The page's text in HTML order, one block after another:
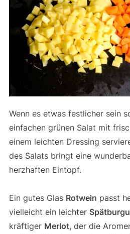
Wenn es etwas festlicher sein
einfachen grünen Salat mit
einem leichten Dressing
des Salats bringt eine
herzhaften Eintopf.
Ein gutes Glas Rotwein passt
vielleicht ein leichter
kräftiger Merlot, der die